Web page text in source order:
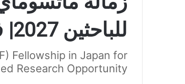
للباحثين 2027| فرصة بحثية ممولة بالكامل
Fellowship in Japan for
Research Opportunity